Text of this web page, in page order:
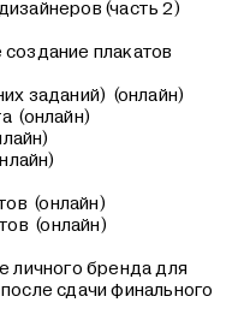
(часть 2)
плакатов
заданий) (онлайн)
(онлайн)
(онлайн)
(онлайн)
личного бренда для
сдачи финального